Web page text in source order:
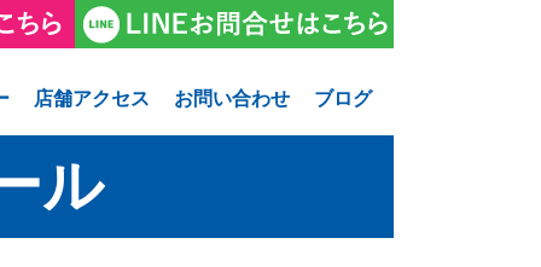
店舗アクセス お問い合わせ ブログ
ル